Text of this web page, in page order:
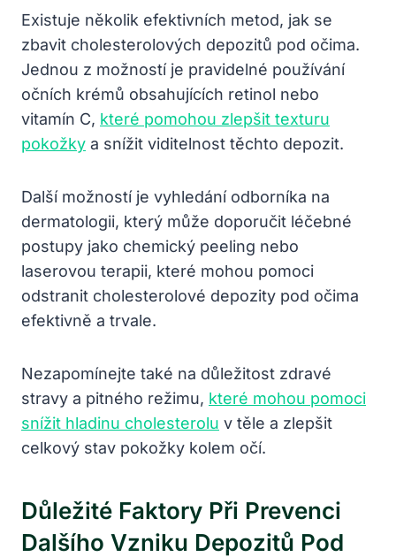
Existuje několik efektivních metod, jak se
zbavit cholesterolových depozitů pod očima.
Jednou z možností je pravidelné používání
očních krémů obsahujících retinol nebo
vitamín C, které pomohou zlepšit texturu
pokožky a snížit viditelnost těchto depozit.
Další možností je vyhledání odborníka na
dermatologii, který může doporučit léčebné
postupy jako chemický peeling nebo
laserovou terapii, které mohou pomoci
odstranit cholesterolové depozity pod očima
efektivně a trvale.
Nezapomínejte také na důležitost zdravé
stravy a pitného režimu, které mohou pomoci
snížit hladinu cholesterolu v těle a zlepšit
celkový stav pokožky kolem očí.
Důležité Faktory Při Prevenci
Dalšího Vzniku Depozitů Pod